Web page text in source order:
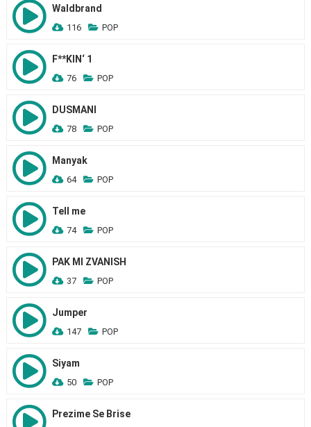
Waldbrand
116 POP
F**KIN‘ 1
76 POP
DUSMANI
78 POP
Manyak
64 POP
Tell me
74 POP
PAK MI ZVANISH
37 POP
Jumper
147 POP
Siyam
50 POP
Prezime Se Brise